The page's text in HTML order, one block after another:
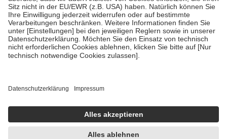
Verordnung.
Um das Engagement der Versicherten für ihre eigene Gesundheit
zu stärken und die besondere Stellung der Familie zu unterstützen,
fallenkeine Zuzahlungenan bei:
• Kindern und Jugendlichen bis zum vollendeten 18. Lebensjahr
mit Ausnahme der Fahrkosten
• empfohlenen Schutzimpfungen
Wir nutzen Trusted Shops als unabhängigen Dienstleister für die
Einholung von Bewertungen. Trusted Shops hat Maßnahmen